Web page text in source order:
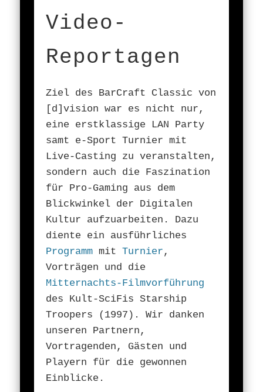
Video-
Reportagen
Ziel des BarCraft Classic von
[d]vision war es nicht nur,
eine erstklassige LAN Party
samt e-Sport Turnier mit
Live-Casting zu veranstalten,
sondern auch die Faszination
für Pro-Gaming aus dem
Blickwinkel der Digitalen
Kultur aufzuarbeiten. Dazu
diente ein ausführliches
Programm mitTurnier ,
Vorträgen und die
Mitternachts-Filmvorführung
des Kult-SciFis Starship
Troopers (1997). Wir danken
unseren Partnern,
Vortragenden, Gästen und
Playern für die gewonnen
Einblicke.